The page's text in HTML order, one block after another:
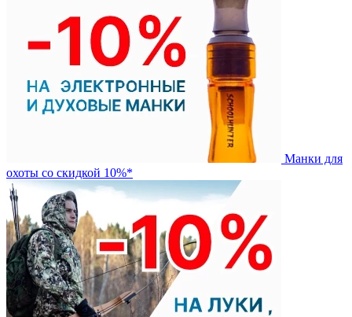
Манки для
охоты со скидкой 10%*